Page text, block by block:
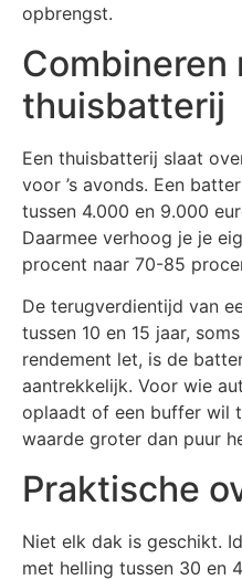
opbrengst.
Combineren
thuisbatterij
Een thuisbatterij slaat
voor ’s avonds. Een
tussen 4.000 en 9.000
Daarmee verhoog je je
procent naar 70-85
De terugverdientijd van
tussen 10 en 15 jaar,
rendement let, is de
aantrekkelijk. Voor wie
oplaadt of een buffer wil
waarde groter dan puur
Praktische
Niet elk dak is geschikt.
met helling tussen 30 en